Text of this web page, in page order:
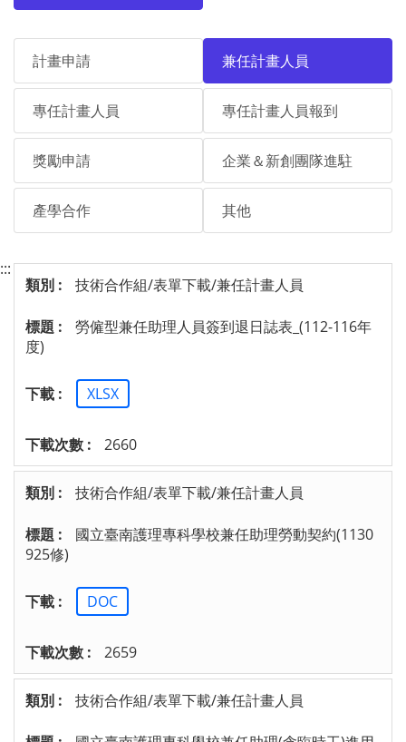
計畫申請 兼任計畫人員
專任計畫人員 專任計畫人員報到
獎勵申請 企業＆新創團隊進駐
產學合作 其他
:::
技術合作組/表單下載/兼任計畫人員
勞僱型兼任助理人員簽到退日誌表_(112-116年
度)
XLSX
2660
技術合作組/表單下載/兼任計畫人員
國立臺南護理專科學校兼任助理勞動契約(1130
925修)
DOC
2659
技術合作組/表單下載/兼任計畫人員